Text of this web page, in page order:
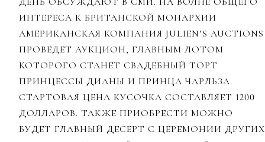
ИНТЕРЕСА К БРИТАНСКОЙ МОНАРХИИ
АМЕРИКАНСКАЯ КОМПАНИЯ JULIEN’S AUCTIONS
ПРОВЕДЕТ АУКЦИОН, ГЛАВНЫМ ЛОТОМ
КОТОРОГО СТАНЕТ СВАДЕБНЫЙ ТОРТ
ПРИНЦЕССЫ ДИАНЫ И ПРИНЦА ЧАРЛЬЗА.
СТАРТОВАЯ ЦЕНА КУСОЧКА СОСТАВЛЯЕТ 1200
ДОЛЛАРОВ. ТАКЖЕ ПРИОБРЕСТИ МОЖНО
БУДЕТ ГЛАВНЫЙ ДЕСЕРТ С ЦЕРЕМОНИИ ДРУГИХ